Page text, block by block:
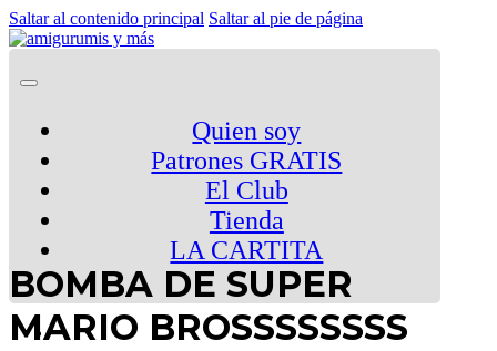
Saltar al contenido principal Saltar al pie de página
Quien soy
Patrones GRATIS
El Club
Tienda
LA CARTITA
BOMBA DE SUPER
MARIO BROSSSSSSSS